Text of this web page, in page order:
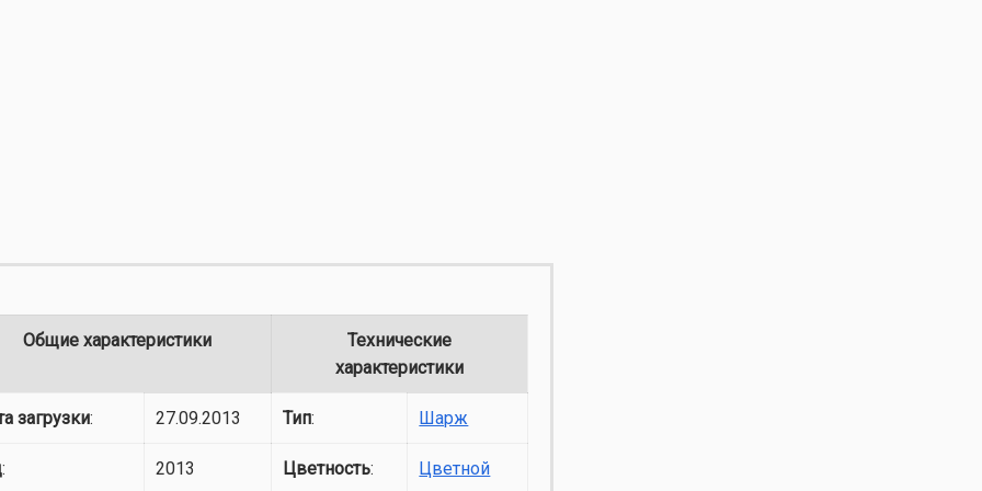
Общие характеристики
Технические
характеристики
загрузки: 27.09.2013 Тип: Шарж
: 2013 Цветность: Цветной